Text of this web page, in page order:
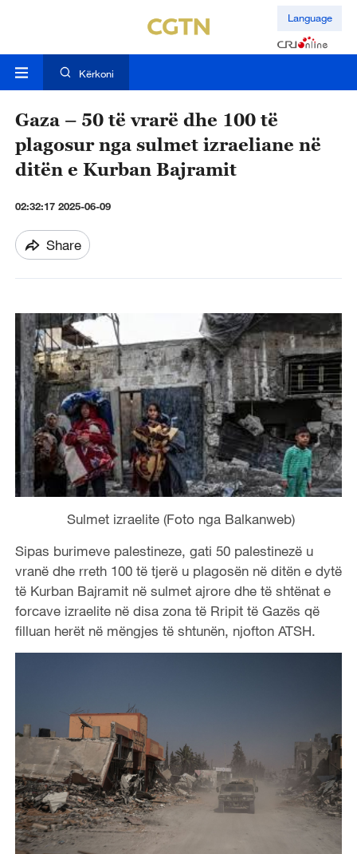
Language
Kërkoni
Gaza – 50 të vrarë dhe 100 të
plagosur nga sulmet izraeliane në
ditën e Kurban Bajramit
02:32:17 2025-06-09
Share
Sulmet izraelite (Foto nga Balkanweb)
Sipas burimeve palestineze, gati 50 palestinezë u
vranë dhe rreth 100 të tjerë u plagosën në ditën e dytë
të Kurban Bajramit në sulmet ajrore dhe të shtënat e
forcave izraelite në disa zona të Rripit të Gazës që
filluan herët në mëngjes të shtunën, njofton ATSH.